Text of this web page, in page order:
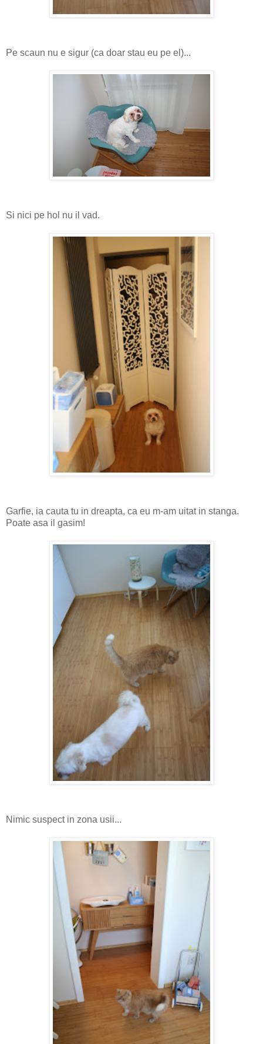
Pe scaun nu e sigur (ca doar stau eu pe el)...
Si nici pe hol nu il vad.
Garfie, ia cauta tu in dreapta, ca eu m-am uitat in stanga.
Poate asa il gasim!
Nimic suspect in zona usii...